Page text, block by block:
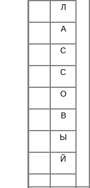
Л
А
С
С
О
В
Ы
Й